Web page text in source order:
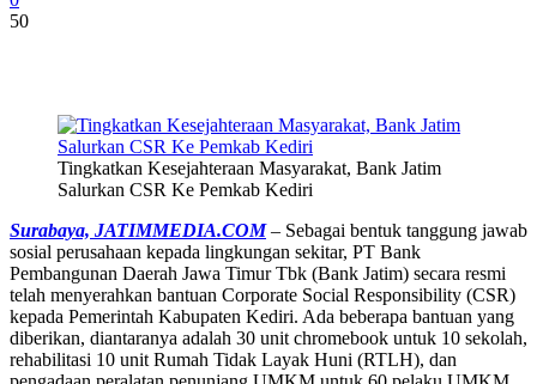
50
Tingkatkan Kesejahteraan Masyarakat, Bank Jatim
Salurkan CSR Ke Pemkab Kediri
Surabaya, JATIMMEDIA.COM– Sebagai bentuk tanggung jawab
sosial perusahaan kepada lingkungan sekitar, PT Bank
Pembangunan Daerah Jawa Timur Tbk (Bank Jatim) secara resmi
telah menyerahkan bantuan Corporate Social Responsibility (CSR)
kepada Pemerintah Kabupaten Kediri. Ada beberapa bantuan yang
diberikan, diantaranya adalah 30 unit chromebook untuk 10 sekolah,
rehabilitasi 10 unit Rumah Tidak Layak Huni (RTLH), dan